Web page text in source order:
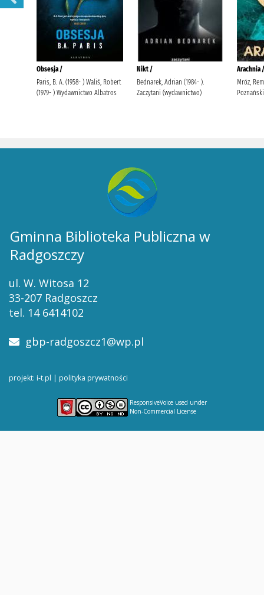
Gminna Biblioteka Publiczna w
Radgoszczy
ul. W. Witosa 12
33-207 Radgoszcz
tel. 14 6414102
gbp-radgoszcz1@wp.pl
projekt: i-t.pl | polityka prywatności
ResponsiveVoice used under
Non-Commercial License